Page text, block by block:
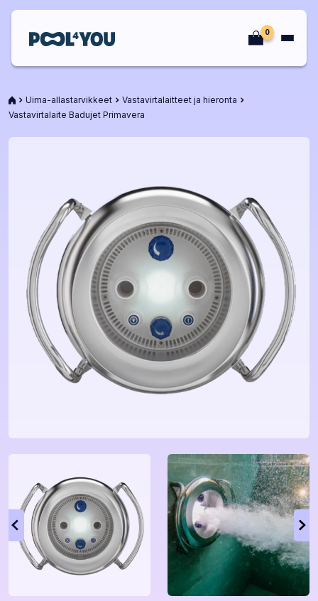
0
EtusivuUima-allastarvikkeet
Vastavirtalaitteet ja hieronta
Vastavirtalaite Badujet Primavera